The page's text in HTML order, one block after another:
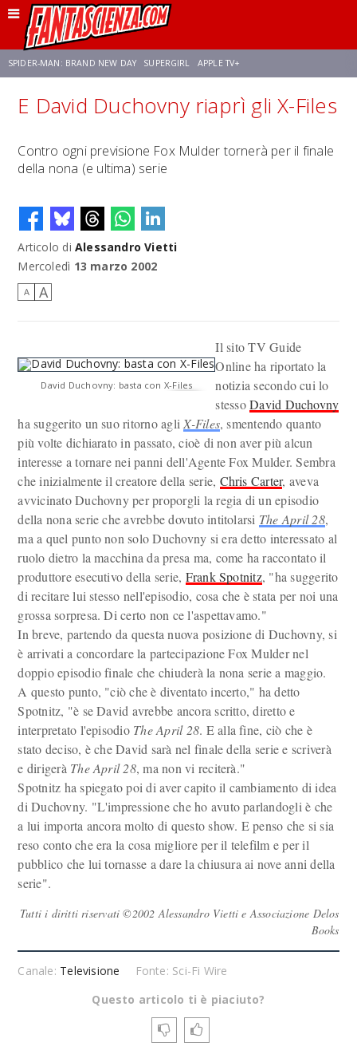
SPIDER-MAN: BRAND NEW DAY SUPERGIRL APPLE TV+
FRANCO RICCIARDIELLO ZENDAYA STAR TREK AVENGERS: DOOMSDAY
NETFLIX SADIE SINK STAR TREK: STRANGE NEW WORLDS
E David Duchovny riaprì gli X-Files
Contro ogni previsione Fox Mulder tornerà per il finale
della nona (e ultima) serie
Articolo di Alessandro Vietti
Mercoledì 13 marzo 2002
A A
David Duchovny: basta con X-Files
Il sito TV Guide
Online ha riportato la
notizia secondo cui lo
stessoDavid Duchovny
ha suggerito un suo ritorno agli X-Files, smentendo quanto
più volte dichiarato in passato, cioè di non aver più alcun
interesse a tornare nei panni dell'Agente Fox Mulder. Sembra
che inizialmente il creatore della serie, Chris Carter, aveva
avvicinato Duchovny per proporgli la regia di un episodio
della nona serie che avrebbe dovuto intitolarsi The April 28,
ma a quel punto non solo Duchovny si era detto interessato al
ruolo dietro la macchina da presa ma, come ha raccontato il
produttore esecutivo della serie, Frank Spotnitz, "ha suggerito
di recitare lui stesso nell'episodio, cosa che è stata per noi una
grossa sorpresa. Di certo non ce l'aspettavamo."
In breve, partendo da questa nuova posizione di Duchovny, si
è arrivati a concordare la partecipazione Fox Mulder nel
doppio episodio finale che chiuderà la nona serie a maggio.
A questo punto, "ciò che è diventato incerto," ha detto
Spotnitz, "è se David avrebbe ancora scritto, diretto e
interpretato l'episodio The April 28. E alla fine, ciò che è
stato deciso, è che David sarà nel finale della serie e scriverà
e dirigerà The April 28, ma non vi reciterà."
Spotnitz ha spiegato poi di aver capito il cambiamento di idea
di Duchovny. "L'impressione che ho avuto parlandogli è che
a lui importa ancora molto di questo show. E penso che si sia
reso conto che era la cosa migliore per il telefilm e per il
pubblico che lui tornasse a dare la chiusura ai nove anni della
serie".
Tutti i diritti riservati ©2002 Alessandro Vietti e Associazione Delos
Books
Canale: Televisione
Fonte: Sci-Fi Wire
Questo articolo ti è piaciuto?